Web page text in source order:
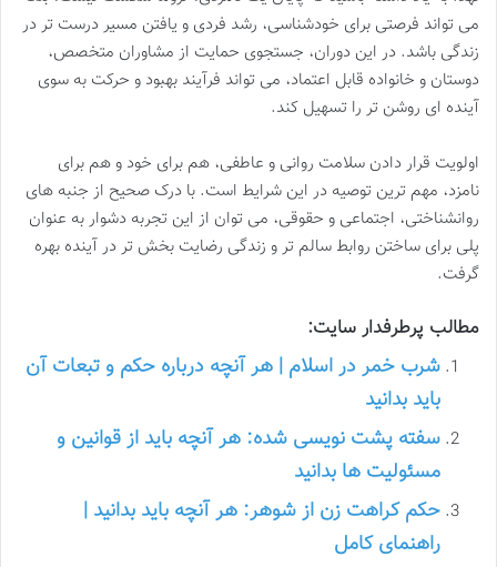
می تواند فرصتی برای خودشناسی، رشد فردی و یافتن مسیر درست تر در
زندگی باشد. در این دوران، جستجوی حمایت از مشاوران متخصص،
دوستان و خانواده قابل اعتماد، می تواند فرآیند بهبود و حرکت به سوی
آینده ای روشن تر را تسهیل کند.
اولویت قرار دادن سلامت روانی و عاطفی، هم برای خود و هم برای
نامزد، مهم ترین توصیه در این شرایط است. با درک صحیح از جنبه های
روانشناختی، اجتماعی و حقوقی، می توان از این تجربه دشوار به عنوان
پلی برای ساختن روابط سالم تر و زندگی رضایت بخش تر در آینده بهره
گرفت.
مطالب پرطرفدار سایت:
شرب خمر در اسلام | هر آنچه درباره حکم و تبعات آن
باید بدانید
سفته پشت نویسی شده: هر آنچه باید از قوانین و
مسئولیت ها بدانید
حکم کراهت زن از شوهر: هر آنچه باید بدانید |
راهنمای کامل